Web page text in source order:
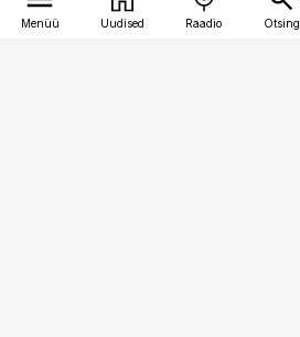
Menüü Uudised Raadio Otsing